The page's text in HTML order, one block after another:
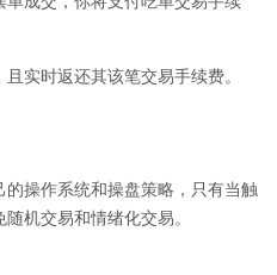
实时返还其该笔交易手续费。
操作系统和操盘策略，只有当触
机交易和情绪化交易。